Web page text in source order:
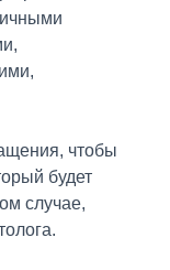
чтобы
будет
случае,